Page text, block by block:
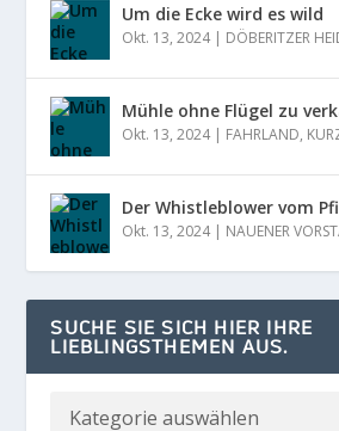
Um die Ecke wird es wild
Okt. 13, 2024| DÖBERITZER
Mühle ohne Flügel zu
Okt. 13, 2024| FAHRLAND,
Der Whistleblower vom
Okt. 13, 2024| NAUENER
SUCHE SIE SICH HIER IHRE
LIEBLINGSTHEMEN AUS.